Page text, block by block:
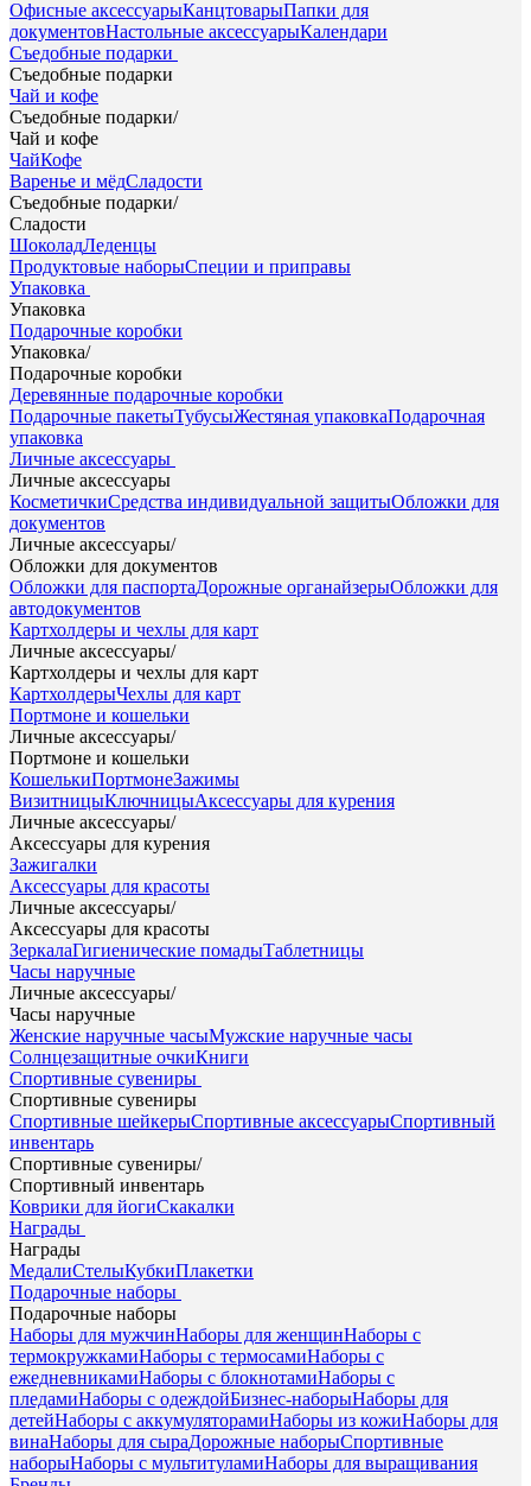
Офисные аксессуарыКанцтоварыПапки для
документовНастольные аксессуарыКалендари
Съедобные подарки
Съедобные подарки
Чай и кофе
Съедобные подарки/
Чай и кофе
ЧайКофе
Варенье и мёдСладости
Съедобные подарки/
Сладости
ШоколадЛеденцы
Продуктовые наборыСпеции и приправы
Упаковка
Упаковка
Подарочные коробки
Упаковка/
Подарочные коробки
Деревянные подарочные коробки
Подарочные пакетыТубусыЖестяная упаковкаПодарочная
упаковка
Личные аксессуары
Личные аксессуары
КосметичкиСредства индивидуальной защитыОбложки для
документов
Личные аксессуары/
Обложки для документов
Обложки для паспортаДорожные органайзерыОбложки для
автодокументов
Картхолдеры и чехлы для карт
Личные аксессуары/
Картхолдеры и чехлы для карт
КартхолдерыЧехлы для карт
Портмоне и кошельки
Личные аксессуары/
Портмоне и кошельки
КошелькиПортмонеЗажимы
ВизитницыКлючницыАксессуары для курения
Личные аксессуары/
Аксессуары для курения
Зажигалки
Аксессуары для красоты
Личные аксессуары/
Аксессуары для красоты
ЗеркалаГигиенические помадыТаблетницы
Часы наручные
Личные аксессуары/
Часы наручные
Женские наручные часыМужские наручные часы
Солнцезащитные очкиКниги
Спортивные сувениры
Спортивные сувениры
Спортивные шейкерыСпортивные аксессуарыСпортивный
инвентарь
Спортивные сувениры/
Спортивный инвентарь
Коврики для йогиСкакалки
Награды
Награды
МедалиСтелыКубкиПлакетки
Подарочные наборы
Подарочные наборы
Наборы для мужчинНаборы для женщинНаборы с
термокружкамиНаборы с термосамиНаборы с
ежедневникамиНаборы с блокнотамиНаборы с
пледамиНаборы с одеждойБизнес-наборыНаборы для
детейНаборы с аккумуляторамиНаборы из кожиНаборы для
винаНаборы для сыраДорожные наборыСпортивные
наборыНаборы с мультитуламиНаборы для выращивания